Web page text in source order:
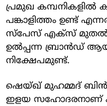
പ്രമുഖ കമ്പനികളില്‍
പങ്കാളിത്തം ഉണ്ട്
സ്‌പേസ് എക്‌സ് മുതല്‍
ഉല്‍പ്പന്ന ബ്രാന്‍ഡ്
നിക്ഷേപമുണ്ട്.
ഷെയ്ഖ് മുഹമ്മദ് ബിന്‍
ഇളയ സഹോദരനാണ്